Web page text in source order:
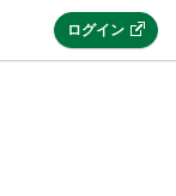
ログイン